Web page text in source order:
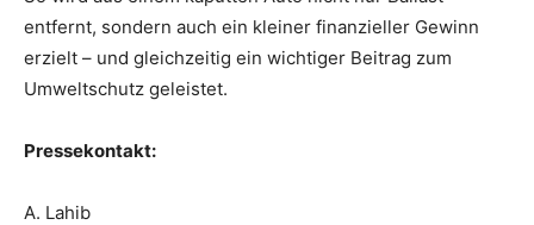
entfernt, sondern auch ein kleiner finanzieller Gewinn
erzielt – und gleichzeitig ein wichtiger Beitrag zum
Umweltschutz geleistet.
Pressekontakt:
A. Lahib